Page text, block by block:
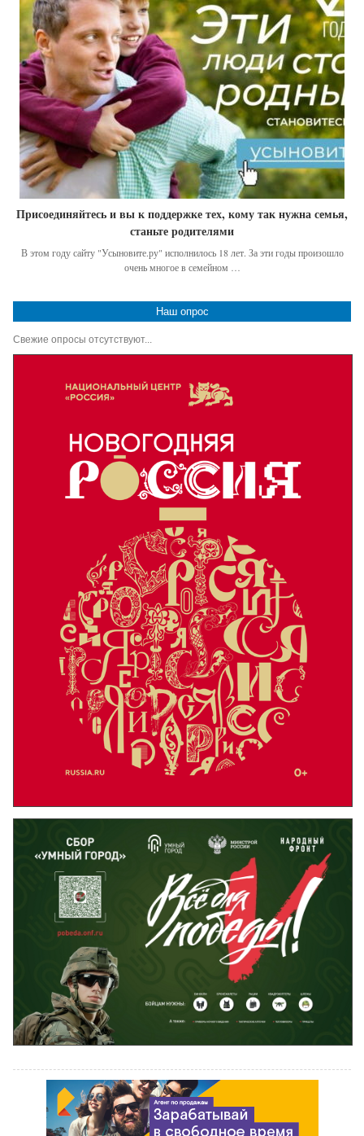
Присоединяйтесь и вы к поддержке тех, кому так нужна семья,
станьте родителями
В этом году сайту "Усыновите.ру" исполнилось 18 лет. За эти годы произошло
очень многое в семейном …
Наш опрос
Свежие опросы отсутствуют...